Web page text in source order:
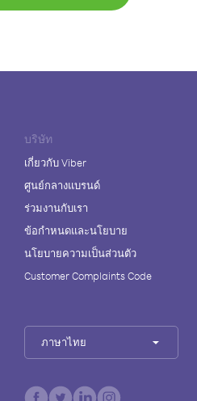
บริษัท
เกี่ยวกับ Viber
ศูนย์กลางแบรนด์
ร่วมงานกับเรา
ข้อกำหนดและนโยบาย
นโยบายความเป็นส่วนตัว
Customer Complaints Code
ภาษาไทย